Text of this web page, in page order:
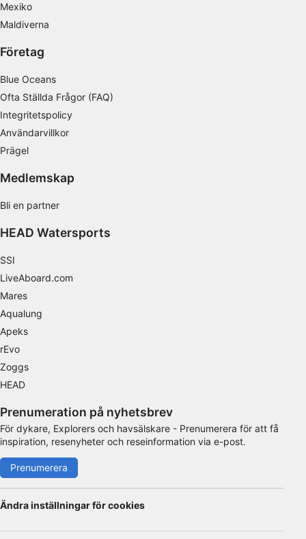
Mexiko
Maldiverna
Företag
Blue Oceans
Ofta Ställda Frågor (FAQ)
Integritetspolicy
Användarvillkor
Prägel
Medlemskap
Bli en partner
HEAD Watersports
SSI
LiveAboard.com
Mares
Aqualung
Apeks
rEvo
Zoggs
HEAD
Prenumeration på nyhetsbrev
För dykare, Explorers och havsälskare - Prenumerera för att få
inspiration, resenyheter och reseinformation via e-post.
Prenumerera
Ändra inställningar för cookies
Använda profiler för att välja personaliserad
Använda profiler för att välja personaliserad
Mäta reklamprestanda
kombinationer av data från olika källor
Utveckla och förbättra tjänster
IAB Special Features:
Använda exakta uppgifter om geografisk
som aktivt begärs
Behandlingsändamål som inte rör IAB:
Nödvändig
Prestanda
Funktionell
Reklam / marknadsföring